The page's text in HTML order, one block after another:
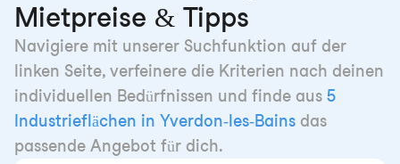
Mietpreise & Tipps
Navigiere mit unserer Suchfunktion auf der
linken Seite, verfeinere die Kriterien nach deinen
individuellen Bedürfnissen und finde aus 5
Industrieflächen in Yverdon-les-Bains das
passende Angebot für dich.